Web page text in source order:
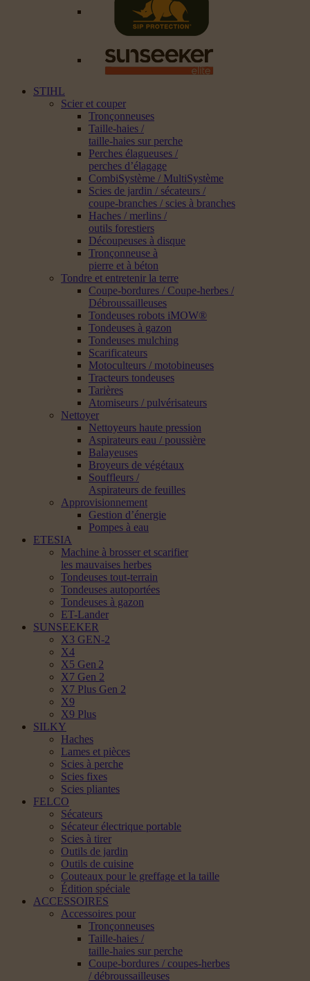
STIHL
Scier et couper
Tronçonneuses
Taille-haies /
taille-haies sur perche
Perches élagueuses /
perches d’élagage
CombiSystème / MultiSystème
Scies de jardin / sécateurs /
coupe-branches / scies à branches
Haches / merlins /
outils forestiers
Découpeuses à disque
Tronçonneuse à
pierre et à béton
Tondre et entretenir la terre
Coupe-bordures / Coupe-herbes /
Débroussailleuses
Tondeuses robots iMOW®
Tondeuses à gazon
Tondeuses mulching
Scarificateurs
Motoculteurs / motobineuses
Tracteurs tondeuses
Tarières
Atomiseurs / pulvérisateurs
Nettoyer
Nettoyeurs haute pression
Aspirateurs eau / poussière
Balayeuses
Broyeurs de végétaux
Souffleurs /
Aspirateurs de feuilles
Approvisionnement
Gestion d’énergie
Pompes à eau
ETESIA
Machine à brosser et scarifier
les mauvaises herbes
Tondeuses tout-terrain
Tondeuses autoportées
Tondeuses à gazon
ET-Lander
SUNSEEKER
X3 GEN-2
X4
X5 Gen 2
X7 Gen 2
X7 Plus Gen 2
X9
X9 Plus
SILKY
Haches
Lames et pièces
Scies à perche
Scies fixes
Scies pliantes
FELCO
Sécateurs
Sécateur électrique portable
Scies à tirer
Outils de jardin
Outils de cuisine
Couteaux pour le greffage et la taille
Édition spéciale
ACCESSOIRES
Accessoires pour
Tronçonneuses
Taille-haies /
taille-haies sur perche
Coupe-bordures / coupes-herbes
/ débroussailleuses